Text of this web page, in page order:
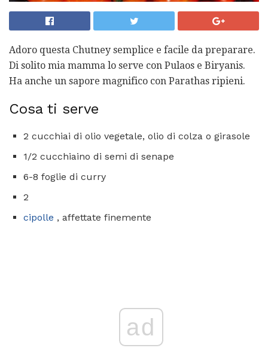
Adoro questa Chutney semplice e facile da preparare.
Di solito mia mamma lo serve con Pulaos e Biryanis.
Ha anche un sapore magnifico con Parathas ripieni.
Cosa ti serve
2 cucchiai di olio vegetale, olio di colza o girasole
1/2 cucchiaino di semi di senape
6-8 foglie di curry
2
cipolle , affettate finemente
ad